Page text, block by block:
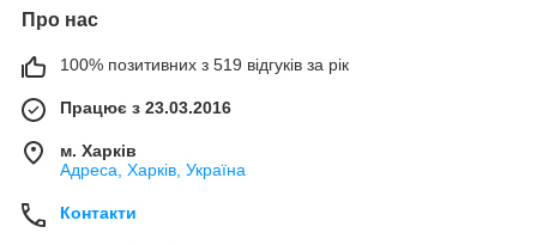
Про нас
100% позитивних з 519 відгуків за рік
Працює з 23.03.2016
м. Харків
Адреса, Харків, Україна
Контакти